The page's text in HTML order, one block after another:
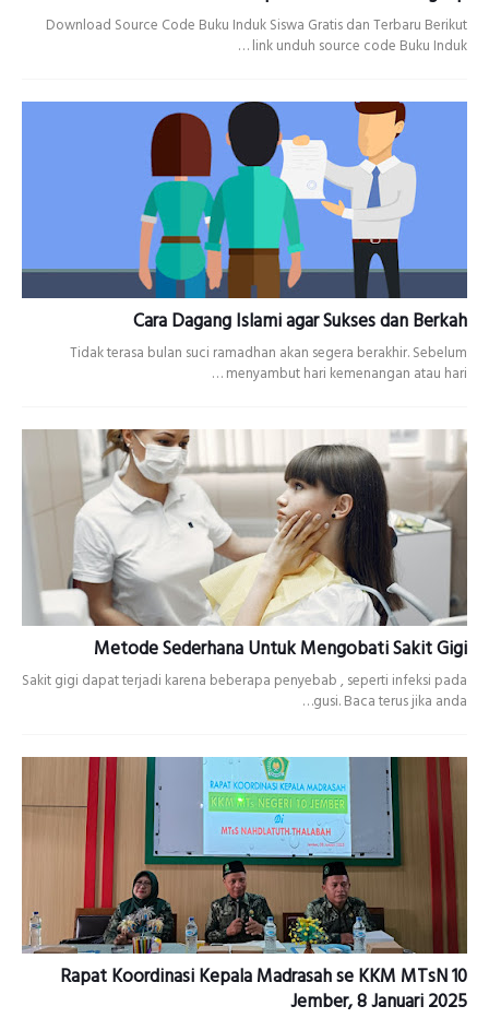
Download Source Code Buku Induk Siswa Gratis dan Terbaru Berikut
link unduh source code Buku Induk…
Cara Dagang Islami agar Sukses dan Berkah
Tidak terasa bulan suci ramadhan akan segera berakhir. Sebelum
menyambut hari kemenangan atau hari …
Metode Sederhana Untuk Mengobati Sakit Gigi
Sakit gigi dapat terjadi karena beberapa penyebab , seperti infeksi pada
gusi. Baca terus jika anda…
Rapat Koordinasi Kepala Madrasah se KKM MTsN 10
Jember, 8 Januari 2025